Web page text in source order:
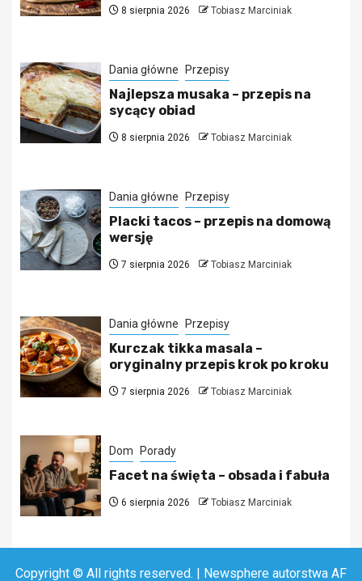
8 sierpnia 2026 Tobiasz Marciniak
Dania główne Przepisy
Najlepsza musaka – przepis na
sycący obiad
8 sierpnia 2026 Tobiasz Marciniak
Dania główne Przepisy
Placki tacos – przepis na domową
wersję
7 sierpnia 2026 Tobiasz Marciniak
Dania główne Przepisy
Kurczak tikka masala –
oryginalny przepis krok po kroku
7 sierpnia 2026 Tobiasz Marciniak
Dom Porady
Facet na święta – obsada i fabuła
6 sierpnia 2026 Tobiasz Marciniak
Copyright © All rights reserved. | Newsphere autorstwa AF